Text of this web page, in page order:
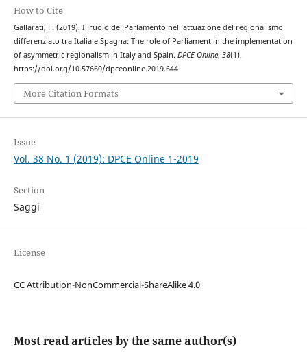
How to Cite
Gallarati, F. (2019). Il ruolo del Parlamento nell’attuazione del regionalismo
differenziato tra Italia e Spagna: The role of Parliament in the implementation
of asymmetric regionalism in Italy and Spain. DPCE Online, 38(1).
https://doi.org/10.57660/dpceonline.2019.644
More Citation Formats
Issue
Vol. 38 No. 1 (2019): DPCE Online 1-2019
Section
Saggi
License
CC Attribution-NonCommercial-ShareAlike 4.0
Most read articles by the same author(s)